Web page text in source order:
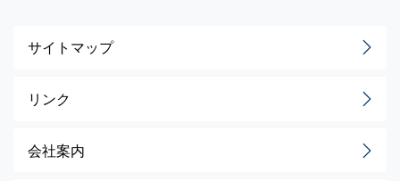
サイトマップ
リンク
会社案内